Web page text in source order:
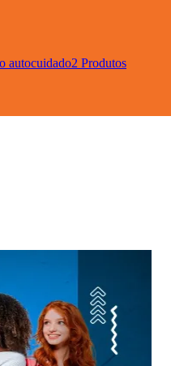
autocuidado2 Produtos